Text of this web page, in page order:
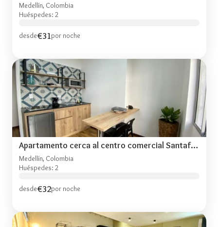
Medellín, Colombia
Huéspedes: 2
desde€31por noche
Apartamento cerca al centro comercial Santafé A105
Medellín, Colombia
Huéspedes: 2
desde€32por noche